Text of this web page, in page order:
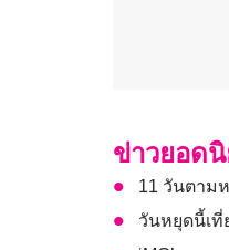
ข่าวยอด
11 วันตาม
วันหยุดนี้เ